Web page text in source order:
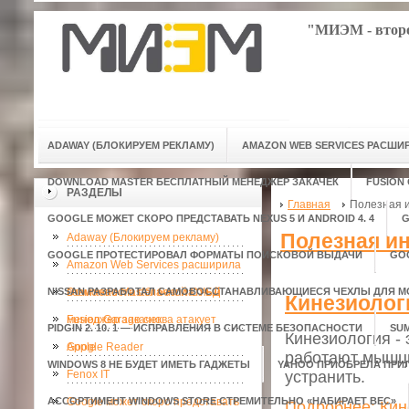
"МИЭМ -
ADAWAY (БЛОКИРУЕМ РЕКЛАМУ) AMAZON WEB SERVICES
DOWNLOAD MASTER БЕСПЛАТНЫЙ МЕНЕДЖЕР ЗАКАЧЕК
GOOGLE МОЖЕТ СКОРО ПРЕДСТАВАТЬ NEXUS 5 И ANDROID 4. 4
GOOGLE ПРОТЕСТИРОВАЛ ФОРМАТЫ ПОИСКОВОЙ ВЫДАЧИ
NISSAN РАЗРАБОТАЛ САМОВОССТАНАВЛИВАЮЩИЕСЯ ЧЕХЛЫ ДЛЯ
PIDGIN 2. 10. 1 — ИСПРАВЛЕНИЯ В СИСТЕМЕ БЕЗОПАСНОСТИ
WINDOWS 8 НЕ БУДЕТ ИМЕТЬ ГАДЖЕТЫ YAHOO ПРИОБРЕЛА
АССОРТИМЕНТ WINDOWS STORE СТРЕМИТЕЛЬНО «НАБИРАЕТ ВЕС»
РАЗДЕЛЫ
Adaway (Блокируем рекламу)
Amazon Web Services расширила
возможности облачной СУБД
Download Master бесплатный
менеджер закачек
Fusion Garage снова атакует
Apple
Google Reader
Fenox IT
Google может скоро представать
Главная Полезная
Полезная
Кинезиология
работают
устранить.